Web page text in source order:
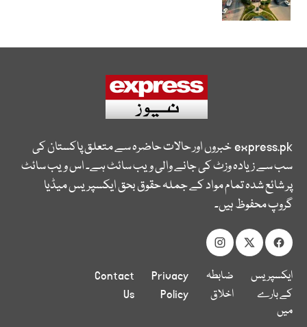
express.pkخبروں اور حالات حاضرہ سے متعلق پاکستان کی
سب سے زیادہ وزٹ کی جانے والی ویب سائٹ ہے۔ اس ویب سائٹ
پر شائع شدہ تمام مواد کے جملہ حقوق بحق ایکسپریس میڈیا
گروپ محفوظ ہیں۔
ایکسپریس
کے بارے
میں
ضابطہ
اخلاق
Privacy
Policy
Contact
Us